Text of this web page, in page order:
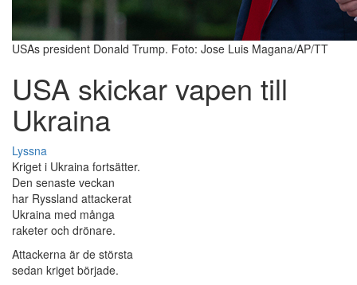
USAs president Donald Trump. Foto: Jose Luis Magana/AP/TT
USA skickar vapen till
Ukraina
Lyssna
Kriget i Ukraina fortsätter.
Den senaste veckan
har Ryssland attackerat
Ukraina med många
raketer och drönare.
Attackerna är de största
sedan kriget började.